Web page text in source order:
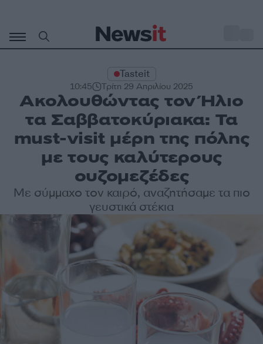
περιεχόμενο
Tasteit
10:45 Τρίτη 29 Απριλίου 2025
Ακολουθώντας τον Ήλιο
τα Σαββατοκύριακα: Τα
must-visit μέρη της πόλης
με τους καλύτερους
ουζομεζέδες
Με σύμμαχο τον καιρό, αναζητήσαμε τα πιο
γευστικά στέκια